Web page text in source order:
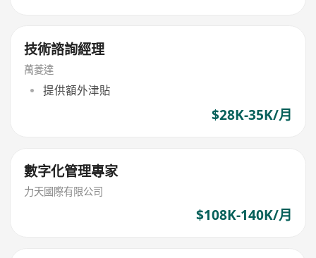
技術諮詢經理
萬菱達
提供額外津貼
$28K-35K/月
數字化管理專家
力天國際有限公司
$108K-140K/月